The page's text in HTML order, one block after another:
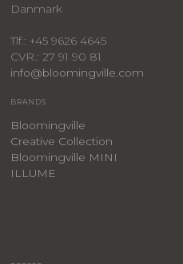
Danmark
Tlf.: +45 9626 4645
CVR.: 27 91 90 81
info@bloomingville.com
BRANDS
Bloomingville
Creative Collection
Bloomingville MINI
ILLUME